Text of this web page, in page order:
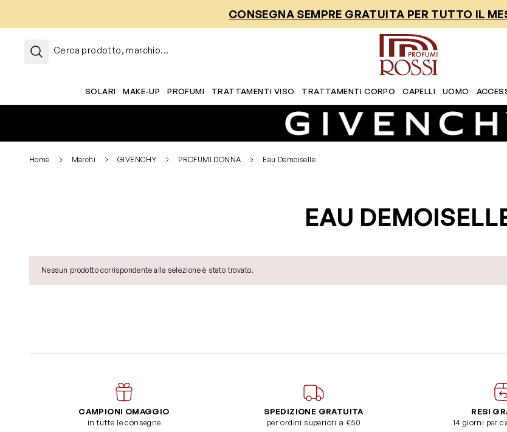
CONSEGNA SEMPRE GRATUITA PER TUTTO IL
Cerca prodotto, marchio...
SOLARI MAKE-UP PROFUMI TRATTAMENTI VISO TRATTAMENTI CORPO CAPELLI UOMO
Home Marchi GIVENCHY PROFUMI DONNA Eau Demoiselle
EAU
Nessun prodotto corrispondente alla selezione è stato trovato.
CAMPIONI OMAGGIO
in tutte le consegne
SPEDIZIONE GRATUITA
per ordini superiori a €50
RESI
14 giorni per